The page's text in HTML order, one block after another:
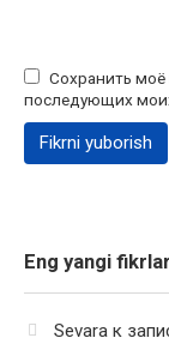
Сохранить моё
последующих
Eng yangi fikrlar
Sevara к